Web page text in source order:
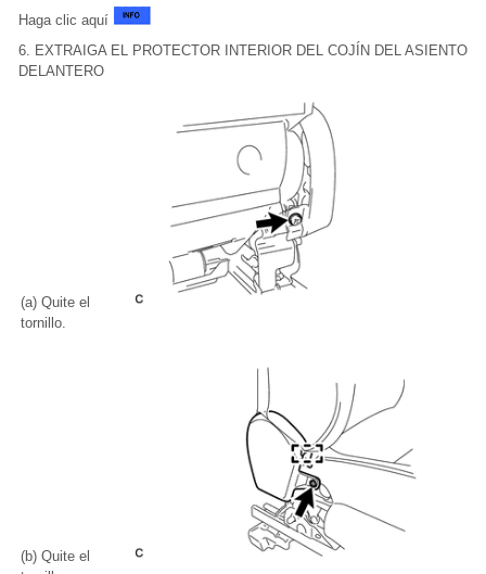
Haga clic aquí
6. EXTRAIGA EL PROTECTOR INTERIOR DEL COJÍN DEL ASIENTO
DELANTERO
(a) Quite el
tornillo.
(b) Quite el